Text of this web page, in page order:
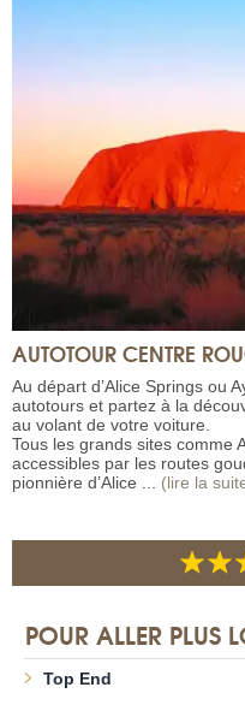
AUTOTOUR CENTRE
Au départ d’Alice Springs ou
autotours et partez à la
au volant de votre voiture.
Tous les grands sites comme
accessibles par les routes
pionnière d’Alice ... (lire la
POUR ALLER PLUS
Top End